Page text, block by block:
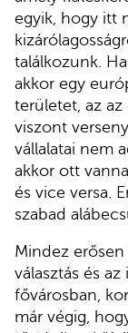
egyik, hogy itt
találkozunk. Ha
akkor egy
területet, az az
viszont
vállalatai nem
akkor ott
és vice versa.
szabad
Mindez
választás és
fővárosban,
már végig,